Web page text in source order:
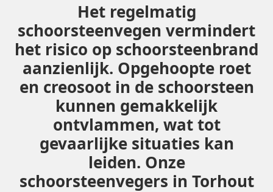
Het regelmatig
schoorsteenvegen vermindert
het risico op schoorsteenbrand
aanzienlijk. Opgehoopte roet
en creosoot in de schoorsteen
kunnen gemakkelijk
ontvlammen, wat tot
gevaarlijke situaties kan
leiden. Onze
schoorsteenvegers in Torhout